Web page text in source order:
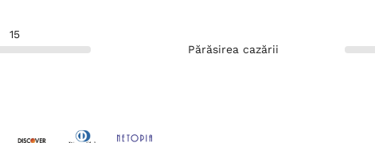
15
Părăsirea cazării